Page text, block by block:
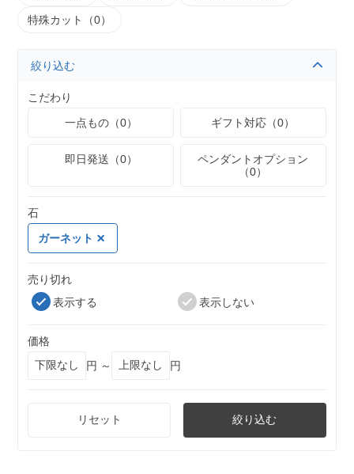
特殊カット（0）
絞り込む
こだわり
一点もの（0）
ギフト対応（0）
即日発送（0）
ペンダントオプション
（0）
石
ガーネット
売り切れ
表示する
表示しない
価格
円 ～
円
リセット 絞り込む